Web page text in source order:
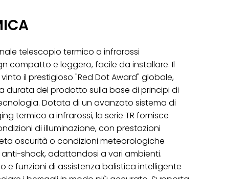
telescopio termico a infrarossi
compatto e leggero, facile da installare. Il
il prestigioso "Red Dot Award" globale,
durata del prodotto sulla base di principi di
Dotata di un avanzato sistema di
termico a infrarossi, la serie TR fornisce
di illuminazione, con prestazioni
oscurità o condizioni meteorologiche
shock, adattandosi a vari ambienti.
e funzioni di assistenza balistica intelligente